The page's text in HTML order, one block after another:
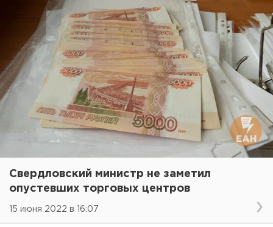
Свердловский министр не заметил
опустевших торговых центров
15 июня 2022 в 16:07